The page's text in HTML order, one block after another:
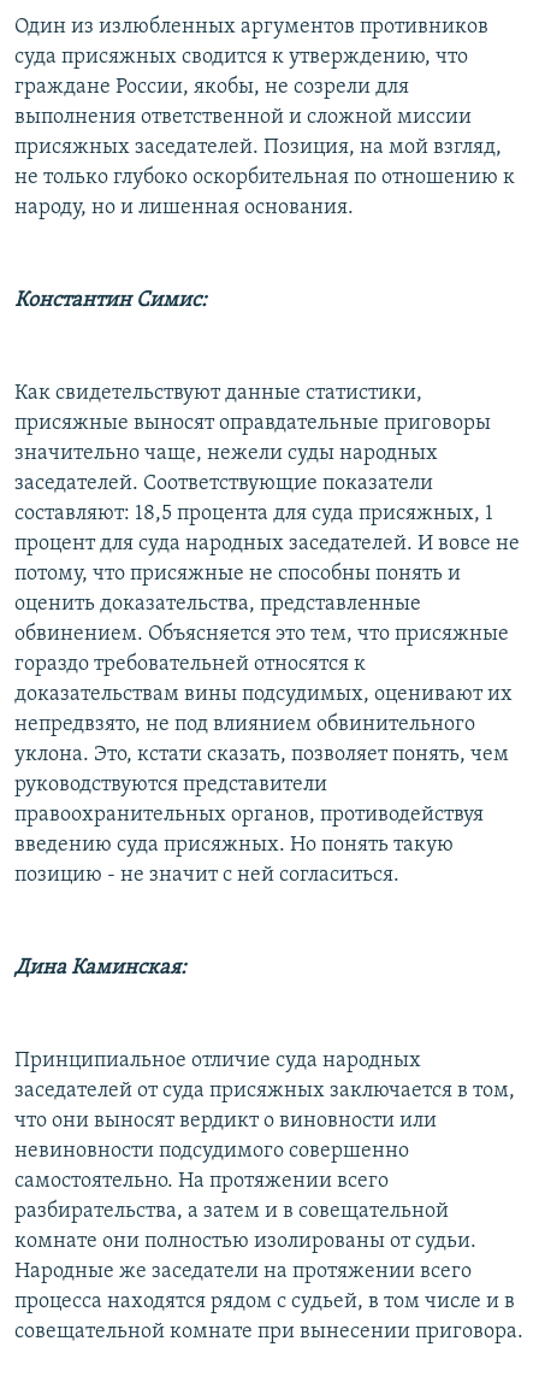
Один из излюбленных аргументов противников
суда присяжных сводится к утверждению, что
граждане России, якобы, не созрели для
выполнения ответственной и сложной миссии
присяжных заседателей. Позиция, на мой взгляд,
не только глубоко оскорбительная по отношению к
народу, но и лишенная основания.
Константин Симис:
Как свидетельствуют данные статистики,
присяжные выносят оправдательные приговоры
значительно чаще, нежели суды народных
заседателей. Соответствующие показатели
составляют: 18,5 процента для суда присяжных, 1
процент для суда народных заседателей. И вовсе не
потому, что присяжные не способны понять и
оценить доказательства, представленные
обвинением. Объясняется это тем, что присяжные
гораздо требовательней относятся к
доказательствам вины подсудимых, оценивают их
непредвзято, не под влиянием обвинительного
уклона. Это, кстати сказать, позволяет понять, чем
руководствуются представители
правоохранительных органов, противодействуя
введению суда присяжных. Но понять такую
позицию - не значит с ней согласиться.
Дина Каминская:
Принципиальное отличие суда народных
заседателей от суда присяжных заключается в том,
что они выносят вердикт о виновности или
невиновности подсудимого совершенно
самостоятельно. На протяжении всего
разбирательства, а затем и в совещательной
комнате они полностью изолированы от судьи.
Народные же заседатели на протяжении всего
процесса находятся рядом с судьей, в том числе и в
совещательной комнате при вынесении приговора.